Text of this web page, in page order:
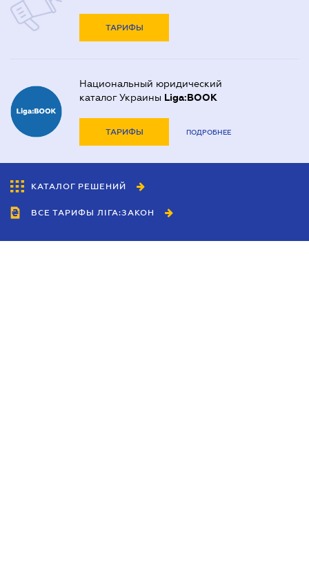
ТАРИФЫ
Национальный юридический
каталог Украины Liga:BOOK
ТАРИФЫ ПОДРОБНЕЕ
КАТАЛОГ РЕШЕНИЙ
ВСЕ ТАРИФЫ ЛІГА:ЗАКОН